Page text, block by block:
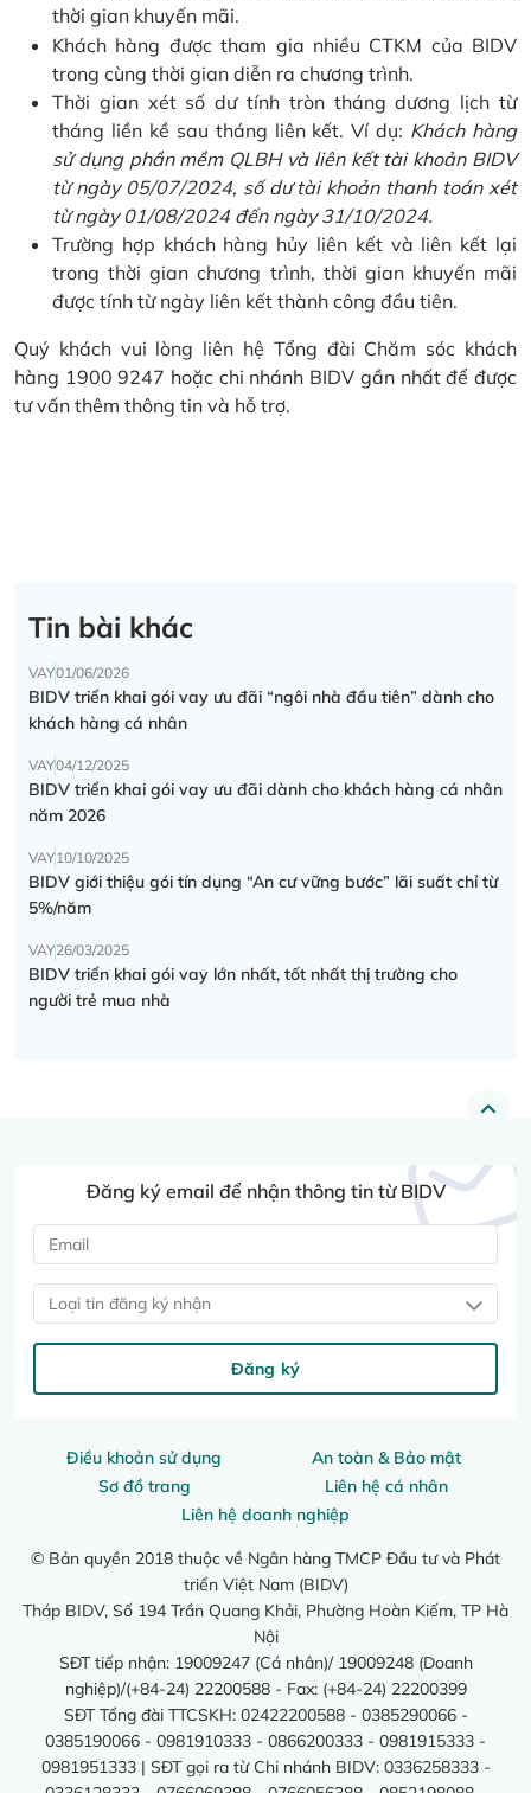
thời gian khuyến mãi.
Khách hàng được tham gia nhiều CTKM của BIDV
trong cùng thời gian diễn ra chương trình.
Thời gian xét số dư tính tròn tháng dương lịch từ
tháng liền kề sau tháng liên kết. Ví dụ: Khách hàng
sử dụng phần mềm QLBH và liên kết tài khoản BIDV
từ ngày 05/07/2024, số dư tài khoản thanh toán xét
từ ngày 01/08/2024 đến ngày 31/10/2024.
Trường hợp khách hàng hủy liên kết và liên kết lại
trong thời gian chương trình, thời gian khuyến mãi
được tính từ ngày liên kết thành công đầu tiên.
Quý khách vui lòng liên hệ Tổng đài Chăm sóc khách
hàng 1900 9247 hoặc chi nhánh BIDV gần nhất để được
tư vấn thêm thông tin và hỗ trợ.
Tin bài khác
VAY01/06/2026
BIDV triển khai gói vay ưu đãi “ngôi nhà đầu tiên” dành cho
khách hàng cá nhân
VAY04/12/2025
BIDV triển khai gói vay ưu đãi dành cho khách hàng cá nhân
năm 2026
VAY10/10/2025
BIDV giới thiệu gói tín dụng “An cư vững bước” lãi suất chỉ từ
5%/năm
VAY26/03/2025
BIDV triển khai gói vay lớn nhất, tốt nhất thị trường cho
người trẻ mua nhà
Điều khoản sử dụng
An toàn & Bảo mật
Sơ đồ trang
Liên hệ cá nhân
Liên hệ doanh nghiệp
© Bản quyền 2018 thuộc về Ngân hàng TMCP Đầu tư và Phát
triển Việt Nam (BIDV)
Tháp BIDV, Số 194 Trần Quang Khải, Phường Hoàn Kiếm, TP Hà
Nội
SĐT tiếp nhận: 19009247 (Cá nhân)/ 19009248 (Doanh
nghiệp)/(+84-24) 22200588 - Fax: (+84-24) 22200399
SĐT Tổng đài TTCSKH: 02422200588 - 0385290066 -
0385190066 - 0981910333 - 0866200333 - 0981915333 -
0981951333 | SĐT gọi ra từ Chi nhánh BIDV: 0336258333 -
Đăng ký email để nhận thông tin từ BIDV
Loại tin đăng ký nhận
Đăng ký